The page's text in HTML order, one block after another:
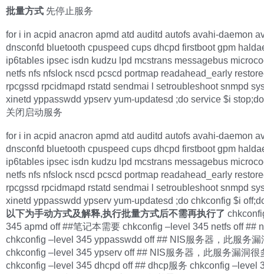
批量方式 先停止服务
for i in acpid anacron apmd atd auditd autofs avahi-daemon
dnsconfd bluetooth cpuspeed cups dhcpd firstboot gpm
ip6tables ipsec isdn kudzu lpd mcstrans messagebus
netfs nfs nfslock nscd pcscd portmap readahead_early
rpcgssd rpcidmapd rstatd sendmai l setroubleshoot snmpd
xinetd yppasswdd ypserv yum-updatesd ;do service $i
关闭启动服务
for i in acpid anacron apmd atd auditd autofs avahi-daemon
dnsconfd bluetooth cpuspeed cups dhcpd firstboot gpm
ip6tables ipsec isdn kudzu lpd mcstrans messagebus
netfs nfs nfslock nscd pcscd portmap readahead_early
rpcgssd rpcidmapd rstatd sendmai l setroubleshoot snmpd
xinetd yppasswdd ypserv yum-updatesd ;do chkconfig $i
以下为手动方式及解释,执行批量方式后不需再执行了
345 apmd off ##笔记本需要 chkconfig –level 345 netfs off ##
chkconfig –level 345 yppasswdd off ## NIS服务器，此服务漏
chkconfig –level 345 ypserv off ## NIS服务器，此服务漏洞很
chkconfig –level 345 dhcpd off ## dhcp服务 chkconfig –level